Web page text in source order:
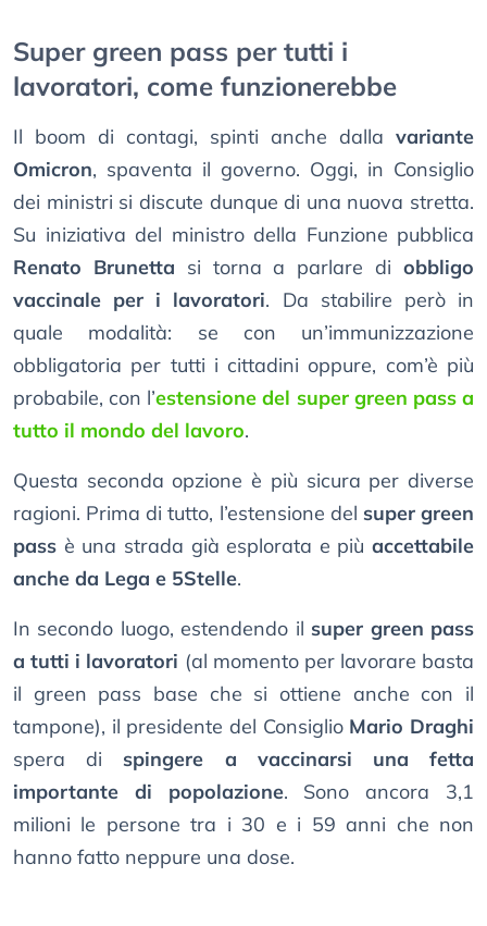
Super green pass per tutti i
lavoratori, come funzionerebbe
Il boom di contagi, spinti anche dalla variante
Omicron, spaventa il governo. Oggi, in Consiglio
dei ministri si discute dunque di una nuova stretta.
Su iniziativa del ministro della Funzione pubblica
Renato Brunetta si torna a parlare diobbligo
vaccinale per i lavoratori. Da stabilire però in
quale modalità: se con un’immunizzazione
obbligatoria per tutti i cittadini oppure, com’è più
probabile, con l’estensione del super green pass a
tutto il mondo del lavoro.
Questa seconda opzione è più sicura per diverse
ragioni. Prima di tutto, l’estensione del super green
pass è una strada già esplorata e più accettabile
anche da Lega e 5Stelle.
In secondo luogo, estendendo il super green pass
a tutti i lavoratori (al momento per lavorare basta
il green pass base che si ottiene anche con il
tampone), il presidente del Consiglio Mario Draghi
spera di spingere a vaccinarsi una fetta
importante di popolazione. Sono ancora 3,1
milioni le persone tra i 30 e i 59 anni che non
hanno fatto neppure una dose.